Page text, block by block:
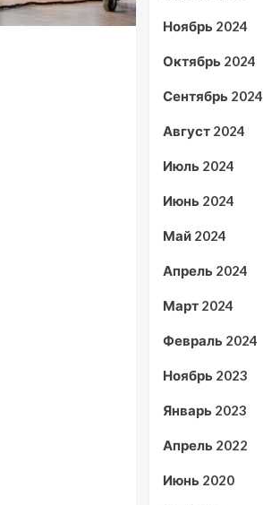
Ноябрь 2024
Октябрь 2024
Сентябрь 2024
Август 2024
Июль 2024
Июнь 2024
Май 2024
Апрель 2024
Март 2024
Февраль 2024
Ноябрь 2023
Январь 2023
Апрель 2022
Июнь 2020